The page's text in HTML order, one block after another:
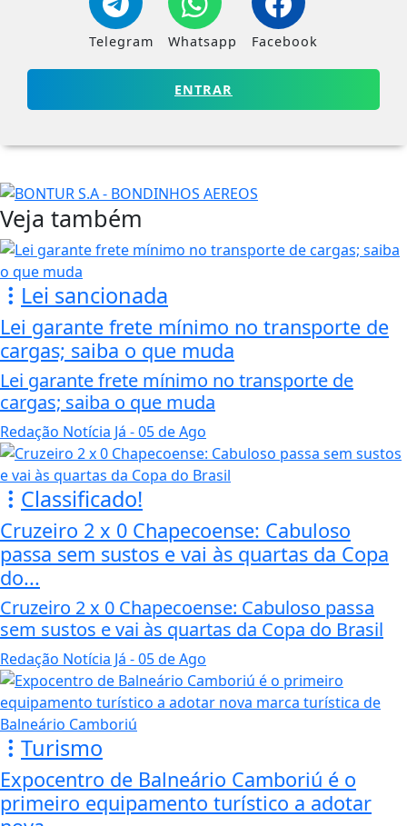
Telegram Whatsapp Facebook
ENTRAR
Veja também
Lei sancionada
Lei garante frete mínimo no transporte de
cargas; saiba o que muda
Lei garante frete mínimo no transporte de
cargas; saiba o que muda
Redação Notícia Já - 05 de Ago
Classificado!
Cruzeiro 2 x 0 Chapecoense: Cabuloso
passa sem sustos e vai às quartas da Copa
do...
Cruzeiro 2 x 0 Chapecoense: Cabuloso passa
sem sustos e vai às quartas da Copa do Brasil
Redação Notícia Já - 05 de Ago
Turismo
Expocentro de Balneário Camboriú é o
primeiro equipamento turístico a adotar